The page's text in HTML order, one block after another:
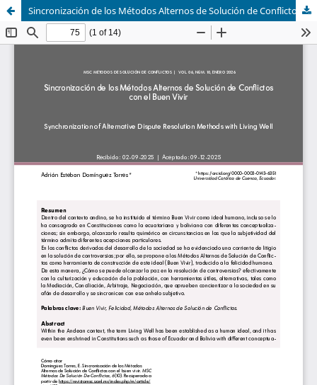
Sincronización de los Métodos Alternos de Solución de Conflictos con el buen vivir